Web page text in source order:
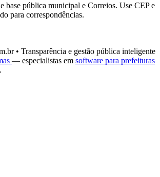
base pública municipal e Correios. Use CEP e
para correspondências.
• Transparência e gestão pública inteligente
— especialistas em software para prefeituras